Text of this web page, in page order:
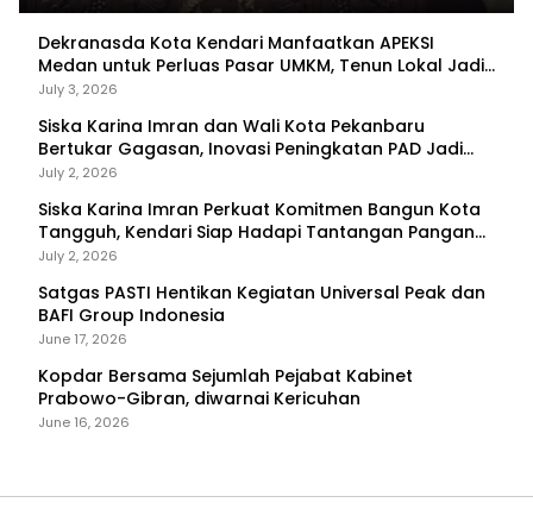
Dekranasda Kota Kendari Manfaatkan APEKSI
Medan untuk Perluas Pasar UMKM, Tenun Lokal Jadi
Primadona
July 3, 2026
Siska Karina Imran dan Wali Kota Pekanbaru
Bertukar Gagasan, Inovasi Peningkatan PAD Jadi
Fokus Diskusi
July 2, 2026
Siska Karina Imran Perkuat Komitmen Bangun Kota
Tangguh, Kendari Siap Hadapi Tantangan Pangan
dan Bencana
July 2, 2026
Satgas PASTI Hentikan Kegiatan Universal Peak dan
BAFI Group Indonesia
June 17, 2026
Kopdar Bersama Sejumlah Pejabat Kabinet
Prabowo-Gibran, diwarnai Kericuhan
June 16, 2026